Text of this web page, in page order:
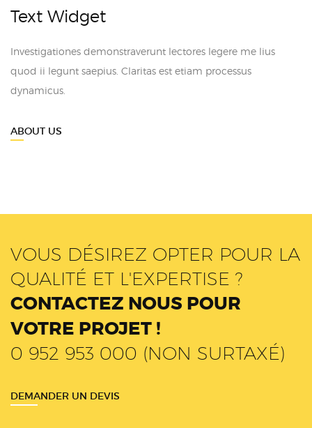
Text Widget
Investigationes demonstraverunt lectores legere me lius
quod ii legunt saepius. Claritas est etiam processus
dynamicus.
ABOUT US
VOUS DÉSIREZ OPTER POUR LA
QUALITÉ ET L'EXPERTISE ?
CONTACTEZ NOUS POUR
VOTRE PROJET !
0 952 953 000 (NON SURTAXÉ)
DEMANDER UN DEVIS